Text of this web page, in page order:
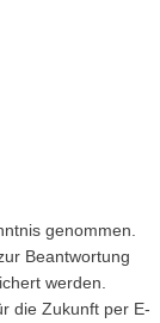
genommen.
Beantwortung
werden.
die Zukunft per E-